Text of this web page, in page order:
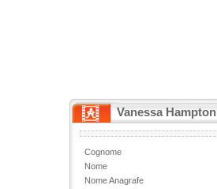
Vanessa Hampton
Cognome
Nome
Nome Anagrafe